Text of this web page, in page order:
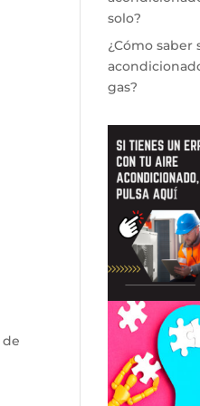
solo?
¿Cómo saber
gas?